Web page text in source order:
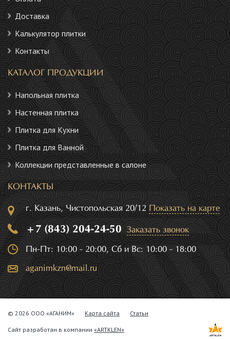
Доставка
Калькулятор плитки
Контакты
КАТАЛОГ ПРОДУКЦИИ
Напольная плитка
Настенная плитка
Плитка для Кухни
Плитка для Ванной
Коллекции представленные в салоне
КОНТАКТЫ
г. Казань, Чистопольская 20/12 Показать на карте
+7 (843) 204-24-50 Заказать звонок
Пн-Пт: 10:00 - 20:00, Сб и Вс: 10:00 - 18:00
aganimkzn@mail.ru
© 2026 ООО «АГАНИМ» Карта сайта Статьи
Сайт разработан в компании «ARTKLEN»